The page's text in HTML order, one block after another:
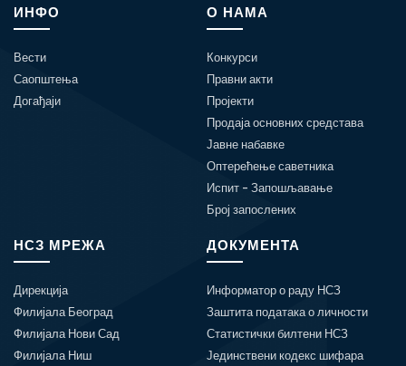
ИНФО
Вести
Саопштења
Догађаји
О НАМА
Конкурси
Правни акти
Пројекти
Продаја основних средстава
Јавне набавке
Оптерећење саветника
Испит - Запошљавање
Број запослених
НСЗ МРЕЖА
Дирекција
Филијала Београд
Филијала Нови Сад
Филијала Ниш
ДОКУМЕНТА
Информатор о раду НСЗ
Заштита података о личности
Статистички билтени НСЗ
Јединствени кодекс шифара